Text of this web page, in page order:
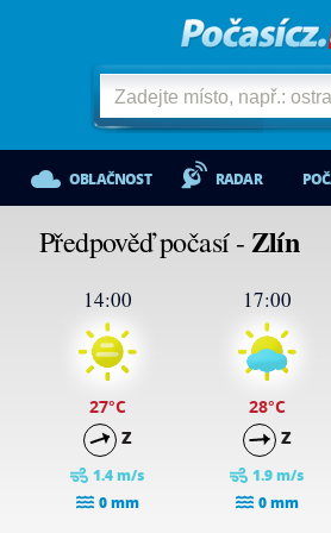
OBLAČNOST RADAR
Předpověď počasí -Zlín
14:00
27°C
Z
1.4 m/s
0 mm
17:00
28°C
Z
1.9 m/s
0 mm